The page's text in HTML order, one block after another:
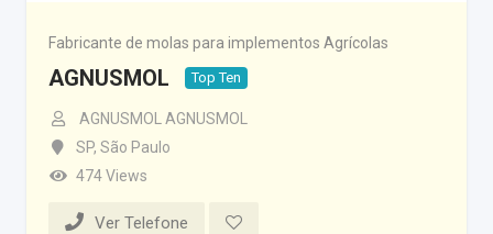
Fabricante de molas para implementos Agrícolas
AGNUSMOL Top Ten
AGNUSMOL AGNUSMOL
SP, São Paulo
474 Views
Ver Telefone